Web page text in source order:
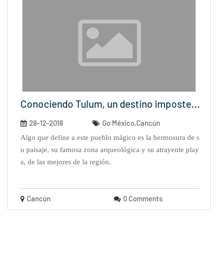
Conociendo Tulum, un destino imposte...
28-12-2018 Go México,Cancún
algo que define a este pueblo mágico es la hermosura de s
u paisaje, su famosa zona arqueológica y su atrayente play
a, de las mejores de la región.
Cancún 0 Comments